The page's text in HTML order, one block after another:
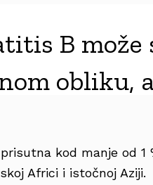
B
obliku,
kod manje od 1
Africi i istočnoj Aziji.